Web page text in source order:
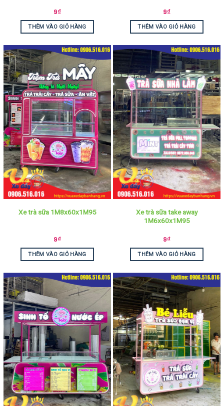
9₫
THÊM VÀO GIỎ HÀNG
9₫
THÊM VÀO GIỎ HÀNG
Xe trà sữa 1M8x60x1M95
9₫
THÊM VÀO GIỎ HÀNG
Xe trà sữa take away
1M6x60x1M95
9₫
THÊM VÀO GIỎ HÀNG